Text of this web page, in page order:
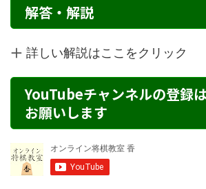
解答・解説
詳しい解説はここをクリック
YouTubeチャンネルの登録
お願いします